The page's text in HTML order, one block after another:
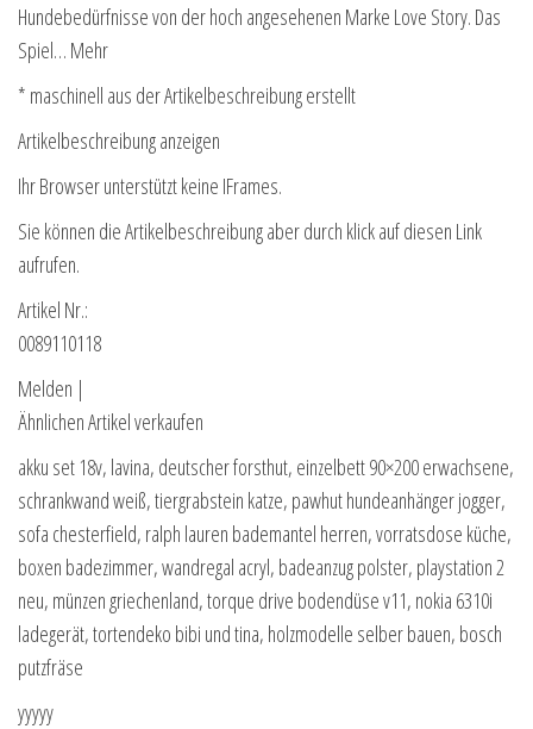
Hundebedürfnisse von der hoch angesehenen Marke Love Story. Das
Spiel… Mehr
* maschinell aus der Artikelbeschreibung erstellt
Artikelbeschreibung anzeigen
Ihr Browser unterstützt keine IFrames.
Sie können die Artikelbeschreibung aber durch klick auf diesen Link
aufrufen.
Artikel Nr.:
0089110118
Melden |
Ähnlichen Artikel verkaufen
akku set 18v, lavina, deutscher forsthut, einzelbett 90×200 erwachsene,
schrankwand weiß, tiergrabstein katze, pawhut hundeanhänger jogger,
sofa chesterfield, ralph lauren bademantel herren, vorratsdose küche,
boxen badezimmer, wandregal acryl, badeanzug polster, playstation 2
neu, münzen griechenland, torque drive bodendüse v11, nokia 6310i
ladegerät, tortendeko bibi und tina, holzmodelle selber bauen, bosch
putzfräse
yyyyy